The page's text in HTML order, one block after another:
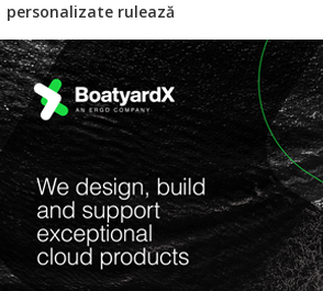
personalizate rulează